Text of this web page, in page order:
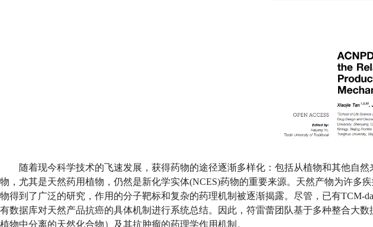
随着现今科学技术的飞速发展，获得药物的途径逐渐多样化：包括从植物和其他自
物，尤其是天然药用植物，仍然是新化学实体(NCES)药物的重要来源。天然产物为许多
物得到了广泛的研究，作用的分子靶标和复杂的药理机制被逐渐揭露。尽管，已有TCM-
有数据库对天然产品抗癌的具体机制进行系统总结。因此，符雷蕾团队基于多种整合大
植物中分离的天然化合物）及其抗肿瘤的药理学作用机制。